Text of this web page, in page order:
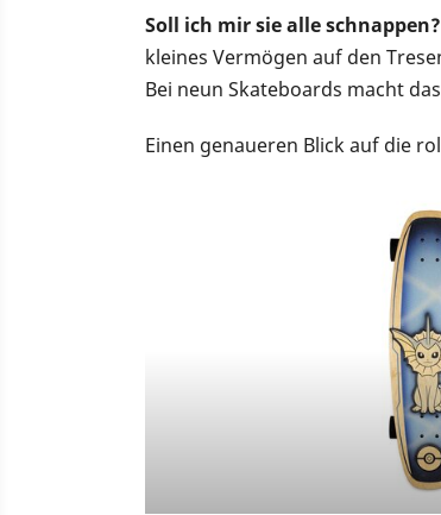
Soll ich mir sie alle schnappen?
kleines Vermögen auf den
Bei neun Skateboards macht
Einen genaueren Blick auf die